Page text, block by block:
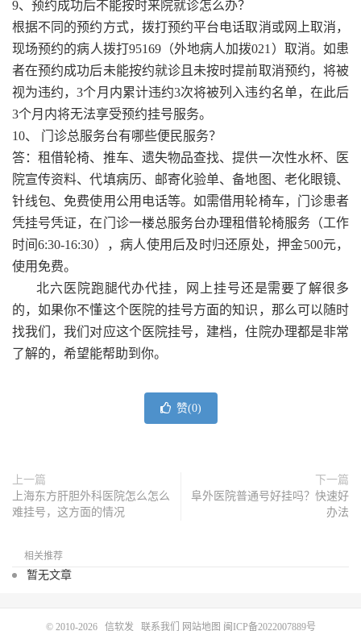
9、预约成功后不能按时来院就诊怎么办？
根据不同的预约方式，拨打预约平台电话取消或网上取消，
现场预约的病人拨打95169（外地病人加拨021）取消。如患
者在预约成功后未能按约就诊且未按时提前取消预约，将被
视为违约，3个月内累计违约3次将被列入违约名单，在此后
3个月内将无法享受预约挂号服务。
10、 门诊总服务台有哪些便民服务？
答：租借轮椅、推车、遗失物品查找、提供一次性水杯、医
院宣传资料、代填病历、邮寄化验单、备地图、老化眼镜、
针线包、免费使用公用电话等。如需借用轮椅车，门诊患者
凭挂号凭证，在门诊一楼总服务台办理租借轮椅服务（工作
时间6:30-16:30），病人使用后及时归还原处，押金500元，
使用免费。
北六医院跑腿代办代挂，网上挂号还是需要了解很多
的，如果你不懂这个医院的挂号方面的知识，那么可以随时
找我们，我们对应这个医院挂号，建档，住院办理都是非常
了解的，希望能帮助到你。
赞(0)
上一篇
上海东方肝胆外科医院怎么怎么
难挂号，这方面的情况
下一篇
阜外医院普通号好挂吗？快速好
办法
相关推荐
暂无文章
© 2010-2026 信软发 联系我们 网站地图 闽ICP备2022007889号